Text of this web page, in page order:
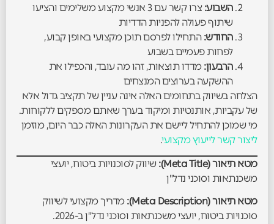
השבוע:
צרו קשר עם 3 אנשי מקצוע משלימים והציעו
שיתוף פעולה להפניות הדדיות
החודש: התחילו לפרסם תוכן מקצועי באופן קבוע,
לפחות פעמיים בשבוע
הרבעון: מדדו תוצאות, זהו מה עובד, והכפילו את
ההשקעה בערוצים המנצחים
הצלחה בשיווק בתחומים האלה אינה עניין של תקציב גדול אלא
של עקביות, אותנטיות ומיקוד בערך שאתם מספקים ללקוחות.
מי שמוכן להתחיל ליישם את העקרונות האלה כבר היום, מוזמן
ליצור קשר לייעוץ מקצועי.
מטא תיאור (Meta Title):
שיווק לסוכנויות ביטוח, יועצי
משכנתאות וסוכני נדל"ן
מטא תיאור (Meta Description):
מדריך מקצועי לשיווק
סוכנויות ביטוח, יועצי משכנתאות וסוכני נדל"ן ב-2026.